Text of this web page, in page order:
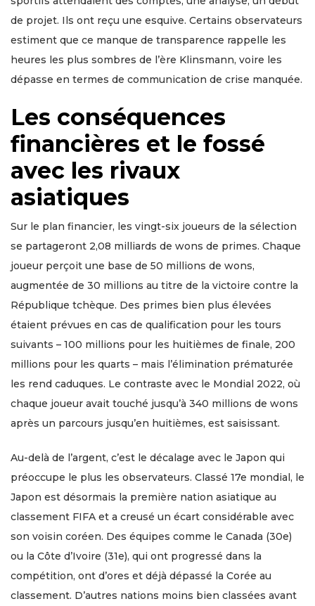
de projet. Ils ont reçu une esquive. Certains observateurs
estiment que ce manque de transparence rappelle les
heures les plus sombres de l’ère Klinsmann, voire les
dépasse en termes de communication de crise manquée.
Les conséquences
financières et le fossé
avec les rivaux
asiatiques
Sur le plan financier, les vingt-six joueurs de la sélection
se partageront 2,08 milliards de wons de primes. Chaque
joueur perçoit une base de 50 millions de wons,
augmentée de 30 millions au titre de la victoire contre la
République tchèque. Des primes bien plus élevées
étaient prévues en cas de qualification pour les tours
suivants – 100 millions pour les huitièmes de finale, 200
millions pour les quarts – mais l’élimination prématurée
les rend caduques. Le contraste avec le Mondial 2022, où
chaque joueur avait touché jusqu’à 340 millions de wons
après un parcours jusqu’en huitièmes, est saisissant.
Au-delà de l’argent, c’est le décalage avec le Japon qui
préoccupe le plus les observateurs. Classé 17e mondial, le
Japon est désormais la première nation asiatique au
classement FIFA et a creusé un écart considérable avec
son voisin coréen. Des équipes comme le Canada (30e)
ou la Côte d’Ivoire (31e), qui ont progressé dans la
compétition, ont d’ores et déjà dépassé la Corée au
classement. D’autres nations moins bien classées avant